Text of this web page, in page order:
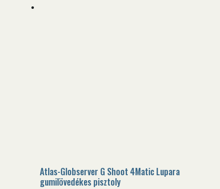
Atlas-Globserver G Shoot 4Matic Lupara
gumilövedékes pisztoly